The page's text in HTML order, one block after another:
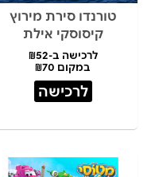
טורנדו סירת מירוץ
קיסוסקי אילת
לרכישה ב-₪52
במקום ₪70
לרכישה